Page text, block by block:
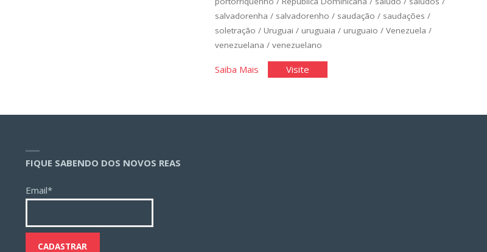
salvadorenha / salvadorenho / saudação / saudações /
soletração / Uruguai / uruguaia / uruguaio / Venezuela /
venezuelana / venezuelano
Saiba Mais"Espanhol
1"
Visite"Espanhol
1"
FIQUE SABENDO DOS NOVOS REAS
Email*